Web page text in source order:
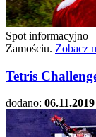
Spot informacyjno
Zamościu. Zobacz
Tetris
dodano: 06.11.2019